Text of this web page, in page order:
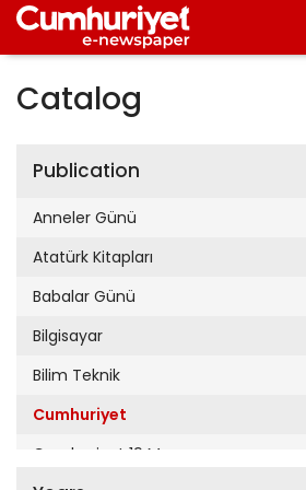
Catalog
Publication
Anneler Günü
Atatürk Kitapları
Babalar Günü
Bilgisayar
Bilim Teknik
Cumhuriyet
Cumhuriyet 19 Mayıs